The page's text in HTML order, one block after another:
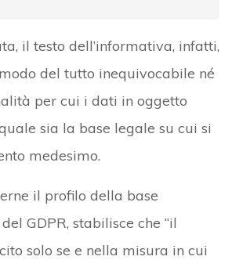
il testo dell’informativa, infatti,
del tutto inequivocabile né
per cui i dati in oggetto
sia la base legale su cui si
medesimo.
il profilo della base
GDPR, stabilisce che “il
solo se e nella misura in cui